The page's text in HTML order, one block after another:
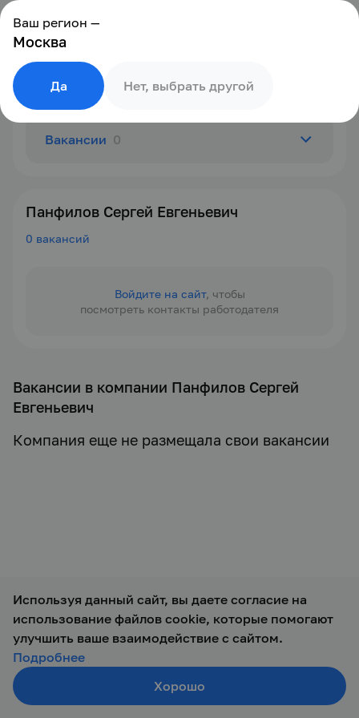
Панфилов Сергей Евгеньевич
0 вакансий
Войдите на сайт, чтобы
посмотреть контакты работодателя
Отзывы
Вакансии 0
Вакансии в компании Панфилов Сергей
Евгеньевич
Компания еще не размещала свои вакансии
© 2019 — 2026 ООО Талант-М
Используя данный сайт, вы даете согласие на
использование файлов cookie, которые помогают
улучшить ваше взаимодействие с сайтом.
Подробнее
Хорошо
Ваш регион —
Москва
Нет, выбрать другой
Да